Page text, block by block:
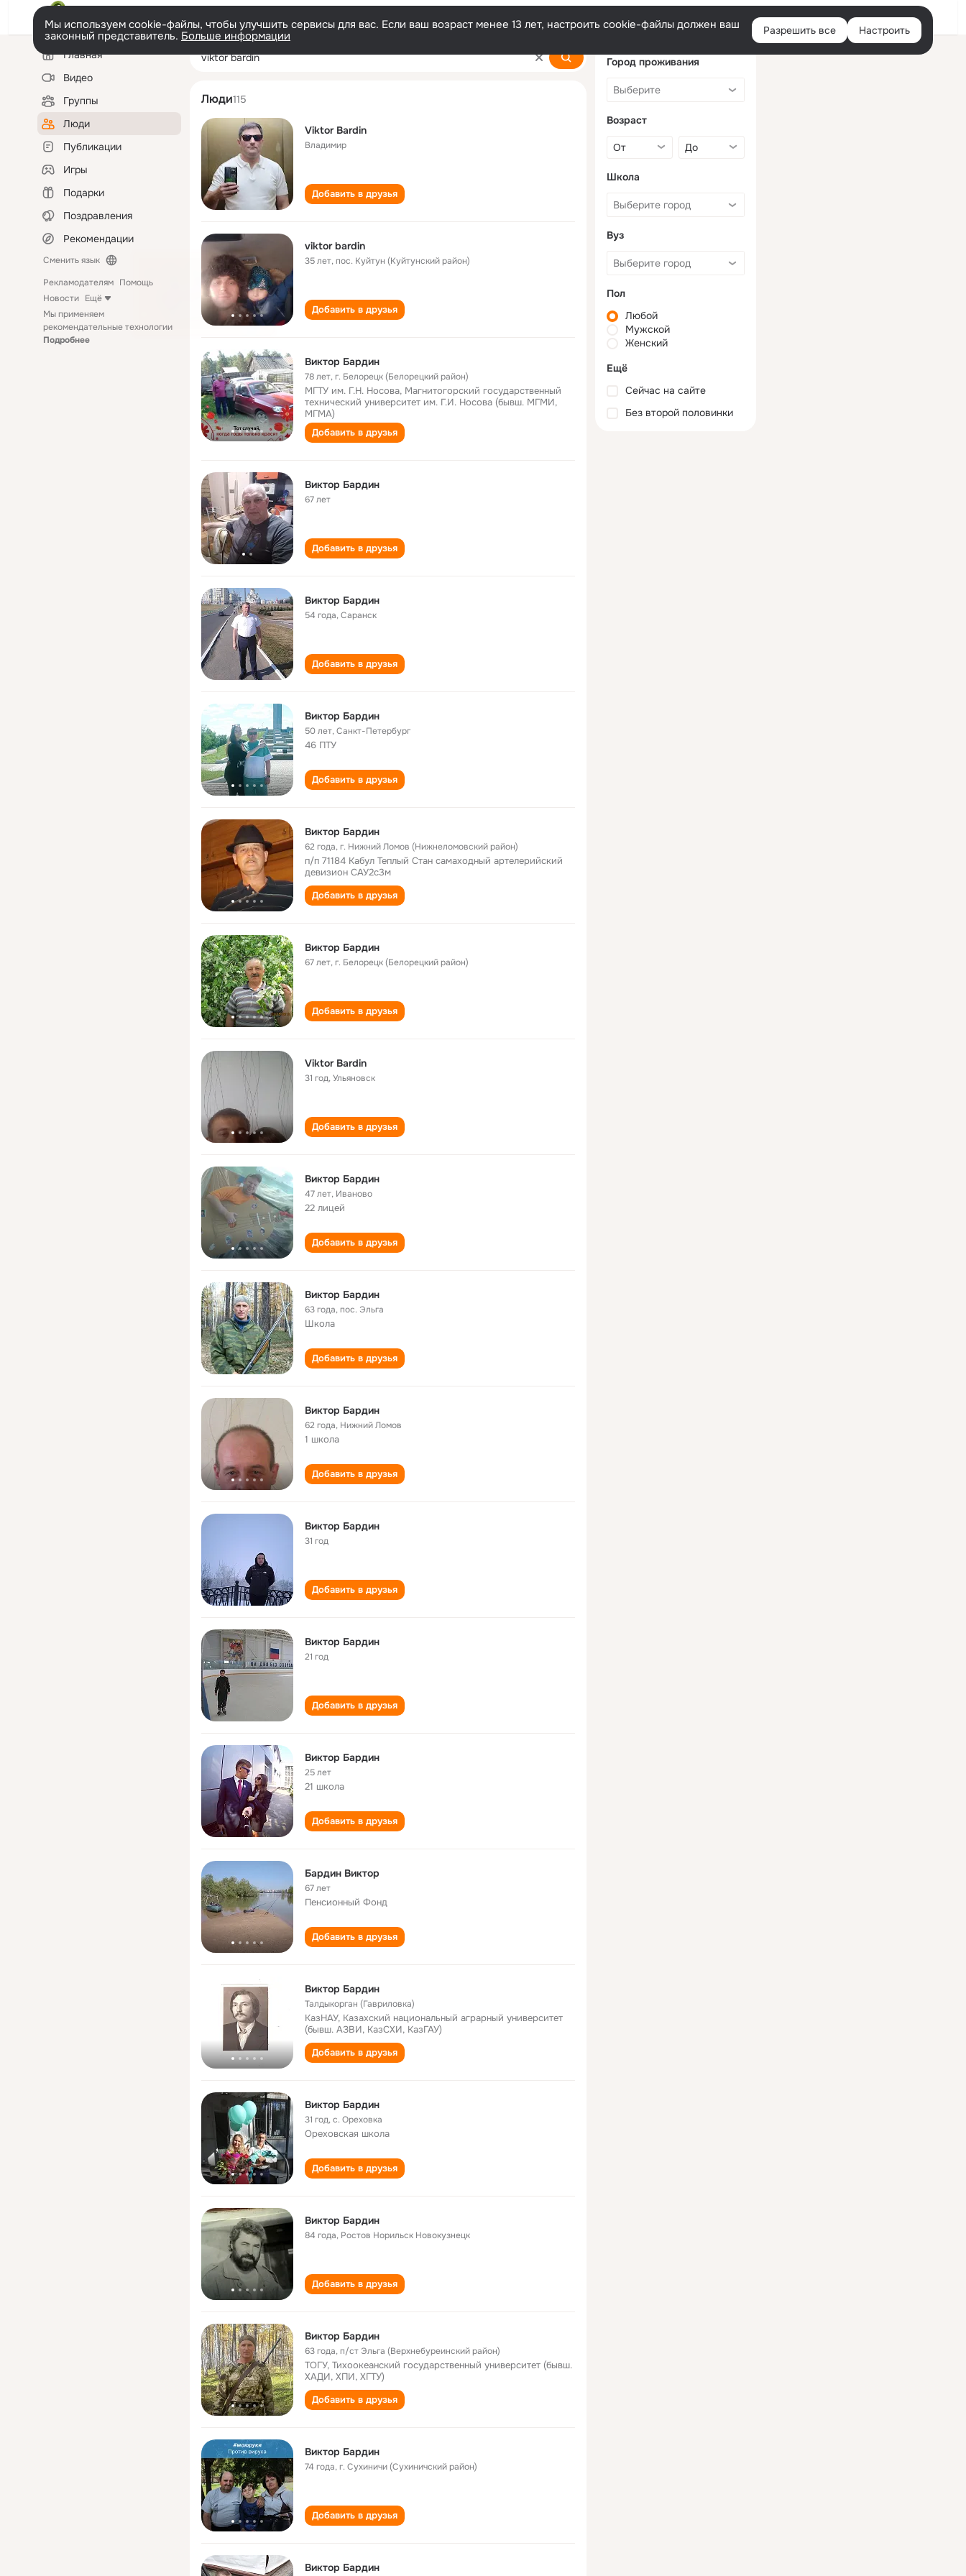
Войти
Мы используем cookie-файлы, чтобы улучшить сервисы для вас. Если ваш возраст менее 13 лет, настроить cookie-файлы должен ваш
законный представитель. Больше информации Разрешить все Настроить
Левая
колонкаГлавная
Видео
Группы
Люди
Публикации
Игры
Подарки
Поздравления
Рекомендации
Сменить язык
Рекламодателям Помощь
Новости Ещё
Мы применяем
рекомендательные технологии
Подробнее
viktor bardin
Люди115
Viktor Bardin
Владимир
Добавить в друзья
viktor bardin
35 лет,пос. Куйтун (Куйтунский район)
Добавить в друзья
Виктор Бардин
78 лет,г. Белорецк (Белорецкий район)
МГТУ им. Г.Н. Носова, Магнитогорский государственный
технический университет им. Г.И. Носова (бывш. МГМИ,
МГМА)
Добавить в друзья
Виктор Бардин
67 лет
Добавить в друзья
Виктор Бардин
54 года,Саранск
Добавить в друзья
Виктор Бардин
50 лет,Санкт-Петербург
46 ПТУ
Добавить в друзья
Виктор Бардин
62 года,г. Нижний Ломов (Нижнеломовский район)
п/п 71184 Кабул Теплый Стан самаходный артелерийский
девизион САУ2с3м
Добавить в друзья
Виктор Бардин
67 лет,г. Белорецк (Белорецкий район)
Добавить в друзья
Viktor Bardin
31 год,Ульяновск
Добавить в друзья
Виктор Бардин
47 лет, Иваново
22 лицей
Добавить в друзья
Виктор Бардин
63 года,пос. Эльга
Школа
Добавить в друзья
Виктор Бардин
62 года, Нижний Ломов
1 школа
Добавить в друзья
Виктор Бардин
31 год
Добавить в друзья
Виктор Бардин
21 год
Добавить в друзья
Виктор Бардин
25 лет
21 школа
Добавить в друзья
Бардин Виктор
67 лет
Пенсионный Фонд
Добавить в друзья
Виктор Бардин
Талдыкорган (Гавриловка)
КазНАУ, Казахский национальный аграрный университет
(бывш. АЗВИ, КазСХИ, КазГАУ)
Добавить в друзья
Виктор Бардин
31 год,с. Ореховка
Ореховская школа
Добавить в друзья
Виктор Бардин
84 года, Ростов Норильск Новокузнецк
Добавить в друзья
Виктор Бардин
63 года,п/ст Эльга (Верхнебуреинский район)
ТОГУ, Тихоокеанский государственный университет (бывш.
ХАДИ, ХПИ, ХГТУ)
Добавить в друзья
Виктор Бардин
74 года,г. Сухиничи (Сухиничский район)
Добавить в друзья
Виктор Бардин
Город проживания
Возраст
Школа
Вуз
Пол
Любой
Мужской
Женский
Ещё
Сейчас на сайте
Без второй половинки